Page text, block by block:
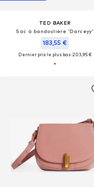
TED BAKER
Sac à bandoulière 'Darceyy'
183,55 €
Dernier prix le plus bas :203,95 €